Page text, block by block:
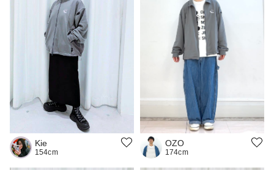
Kie
154cm
OZO
174cm